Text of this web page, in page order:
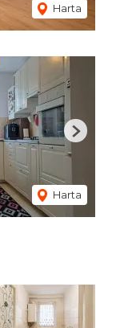
Harta
Harta
Next